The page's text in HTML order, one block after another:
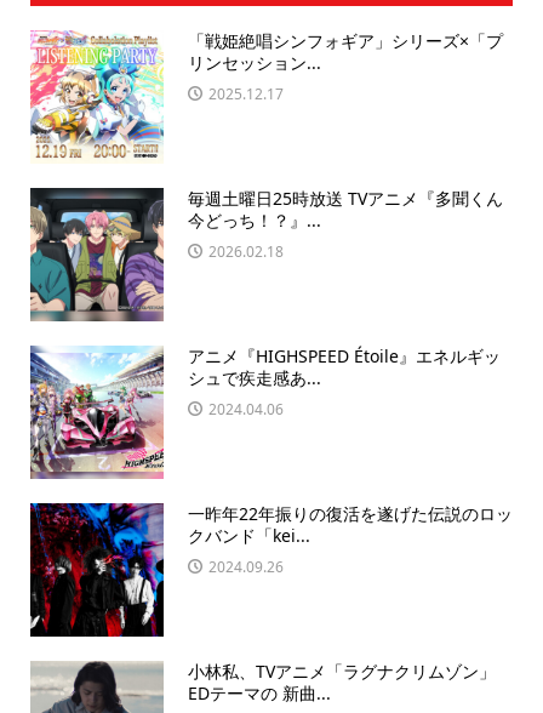
「戦姫絶唱シンフォギア」シリーズ×「プ
リンセッション...
2025.12.17
毎週土曜日25時放送 TVアニメ『多聞くん
今どっち！？』...
2026.02.18
アニメ『HIGHSPEED Étoile』エネルギッ
シュで疾走感あ...
2024.04.06
一昨年22年振りの復活を遂げた伝説のロッ
クバンド「kei...
2024.09.26
小林私、TVアニメ「ラグナクリムゾン」
EDテーマの 新曲...